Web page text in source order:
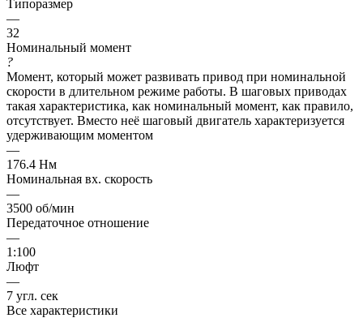
Типоразмер
—
32
Номинальный момент
?
Момент, который может развивать привод при номинальной
скорости в длительном режиме работы. В шаговых приводах
такая характеристика, как номинальный момент, как правило,
отсутствует. Вместо неё шаговый двигатель характеризуется
удерживающим моментом
—
176.4 Нм
Номинальная вх. скорость
—
3500 об/мин
Передаточное отношение
—
1:100
Люфт
—
7 угл. сек
Все характеристики